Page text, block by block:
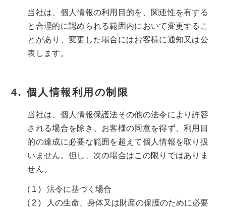
当社は、個人情報の利用目的を、関連性を有する
と合理的に認められる範囲内において変更するこ
とがあり、変更した場合にはお客様に通知又は公
表します。
個人情報利用の制限
当社は、個人情報保護法その他の法令により許容
される場合を除き、お客様の同意を得ず、利用目
的の達成に必要な範囲を超えて個人情報を取り扱
いません。但し、次の場合はこの限りではありま
せん。
法令に基づく場合
人の生命、身体又は財産の保護のために必要